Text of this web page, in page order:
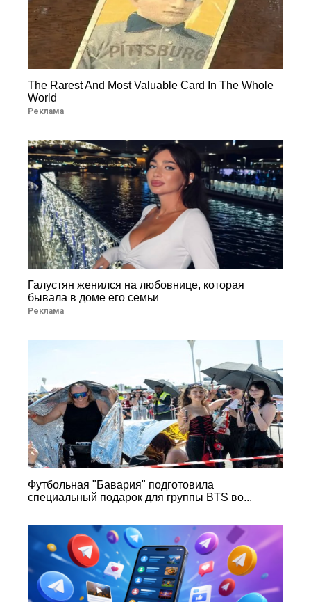
The Rarest And Most Valuable Card In The Whole
World
Реклама
Галустян женился на любовнице, которая
бывала в доме его семьи
Реклама
Футбольная "Бавария" подготовила
специальный подарок для группы BTS во...